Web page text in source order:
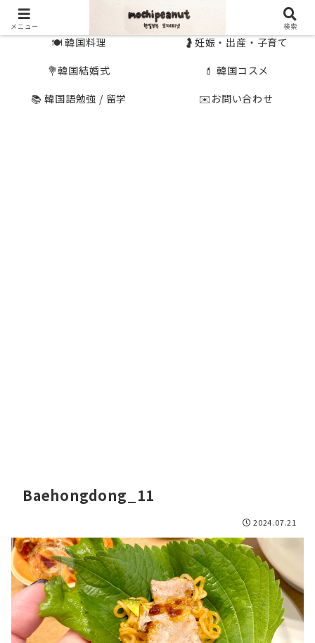
🍽 韓国料理
🤰妊娠・出産・子育て
💐韓国結婚式
💄 韓国コスメ
📚 韓国語勉強 / 留学
✉️お問い合わせ
Baehongdong_11
2024.07.21
メニュー 検索